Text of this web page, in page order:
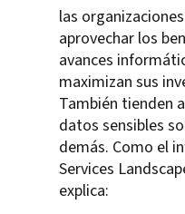
las
aprovechar los
avances
maximizan sus
También tienden
datos sensibles
demás. Como el
Services
explica: